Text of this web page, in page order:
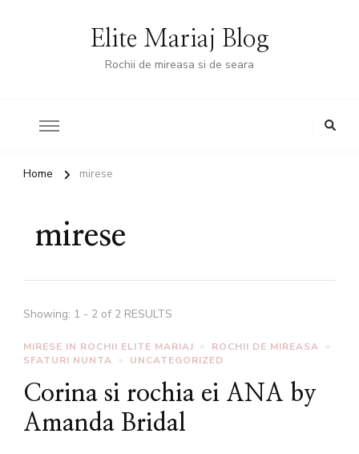
Elite Mariaj Blog
Rochii de mireasa si de seara
Home mirese
mirese
Showing: 1 - 2 of 2 RESULTS
MIRESE IN ROCHII ELITE MARIAJ
ROCHII DE MIREASA
SFATURI NUNTA
UNCATEGORIZED
Corina si rochia ei ANA by
Amanda Bridal